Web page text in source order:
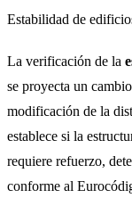
Estabilidad de
La verificación de la
se proyecta un
modificación de la
establece si la
requiere refuerzo,
conforme al